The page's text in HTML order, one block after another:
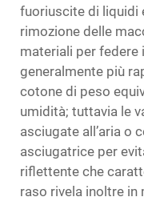
fuoriuscite di liquidi
rimozione delle
materiali per federe
generalmente più
cotone di peso
umidità; tuttavia le
asciugate all’aria o
asciugatrice per
riflettente che
raso rivela inoltre in